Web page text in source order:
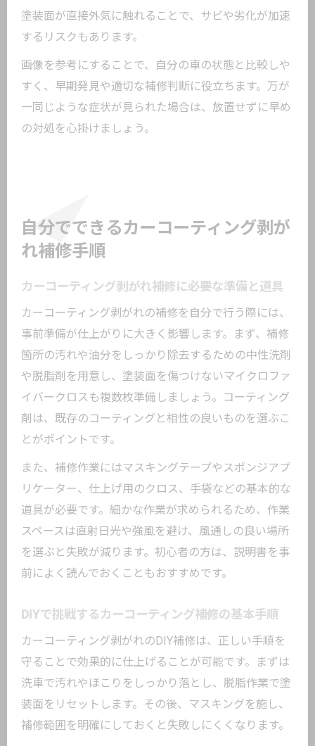
塗装面が直接外気に触れることで、サビや劣化が加速
するリスクもあります。
画像を参考にすることで、自分の車の状態と比較しや
すく、早期発見や適切な補修判断に役立ちます。万が
一同じような症状が見られた場合は、放置せずに早め
の対処を心掛けましょう。
自分でできるカーコーティング剥が
れ補修手順
カーコーティング剥がれ補修に必要な準備と道具
カーコーティング剥がれの補修を自分で行う際には、
事前準備が仕上がりに大きく影響します。まず、補修
箇所の汚れや油分をしっかり除去するための中性洗剤
や脱脂剤を用意し、塗装面を傷つけないマイクロファ
イバークロスも複数枚準備しましょう。コーティング
剤は、既存のコーティングと相性の良いものを選ぶこ
とがポイントです。
また、補修作業にはマスキングテープやスポンジアプ
リケーター、仕上げ用のクロス、手袋などの基本的な
道具が必要です。細かな作業が求められるため、作業
スペースは直射日光や強風を避け、風通しの良い場所
を選ぶと失敗が減ります。初心者の方は、説明書を事
前によく読んでおくこともおすすめです。
DIYで挑戦するカーコーティング補修の基本手順
カーコーティング剥がれのDIY補修は、正しい手順を
守ることで効果的に仕上げることが可能です。まずは
洗車で汚れやほこりをしっかり落とし、脱脂作業で塗
装面をリセットします。その後、マスキングを施し、
補修範囲を明確にしておくと失敗しにくくなります。